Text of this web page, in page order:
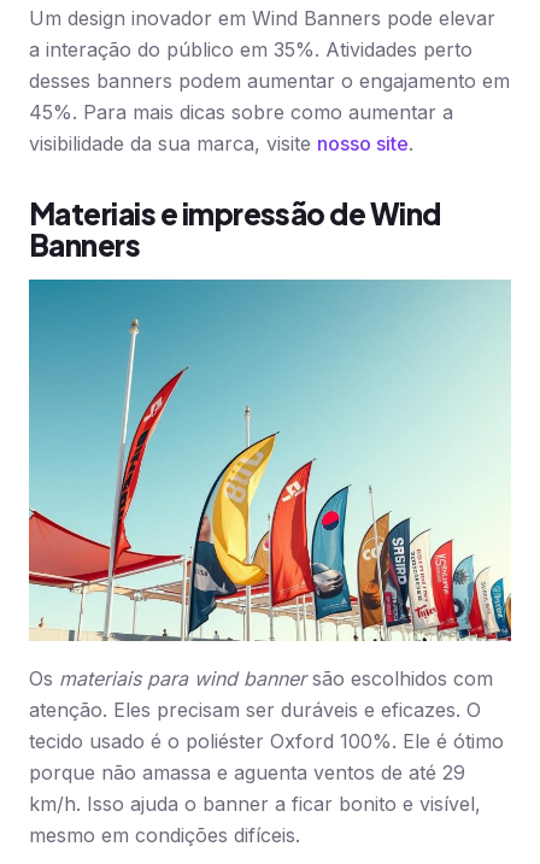
Um design inovador em Wind Banners pode elevar
a interação do público em 35%. Atividades perto
desses banners podem aumentar o engajamento em
45%. Para mais dicas sobre como aumentar a
visibilidade da sua marca, visite nosso site.
Materiais e impressão de Wind
Banners
Os materiais para wind bannersão escolhidos com
atenção. Eles precisam ser duráveis e eficazes. O
tecido usado é o poliéster Oxford 100%. Ele é ótimo
porque não amassa e aguenta ventos de até 29
km/h. Isso ajuda o banner a ficar bonito e visível,
mesmo em condições difíceis.